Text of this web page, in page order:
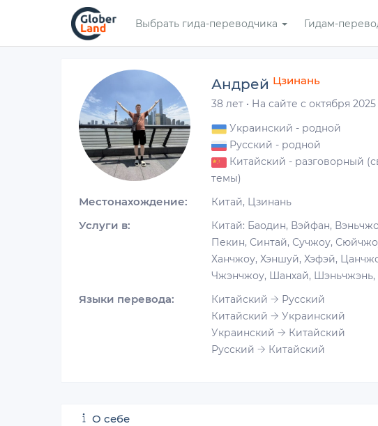
Выбрать гида-переводчика Гидам-
Андрей Цзинань
38 лет · На сайте с октября 2025
Украинский - родной
Русский - родной
Китайский - разговорный
темы)
Местонахождение: Китай, Цзинань
Услуги в:
Китай: Баодин, Вэйфан,
Пекин, Синтай, Сучжоу,
Ханчжоу, Хэншуй, Хэфэй,
Чжэнчжоу, Шанхай, Шэньчжэнь,
Языки перевода: Китайский
Русский
Китайский
Украинский
Украинский
Китайский
Русский
Китайский
О себе